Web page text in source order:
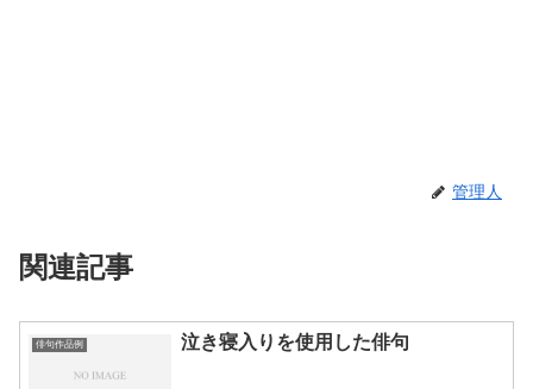
管理人
関連記事
俳句作品例 泣き寝入りを使用した俳句